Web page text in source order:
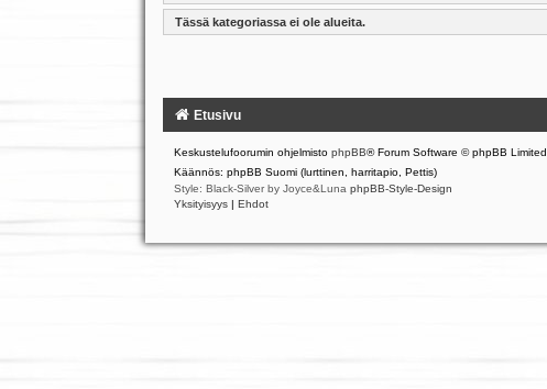
Tässä kategoriassa ei ole alueita.
Etusivu
Keskustelufoorumin ohjelmisto phpBB® Forum Software © phpBB Limited
Käännös: phpBB Suomi (lurttinen, harritapio, Pettis)
Style: Black-Silver by Joyce&Luna phpBB-Style-Design
Yksityisyys | Ehdot